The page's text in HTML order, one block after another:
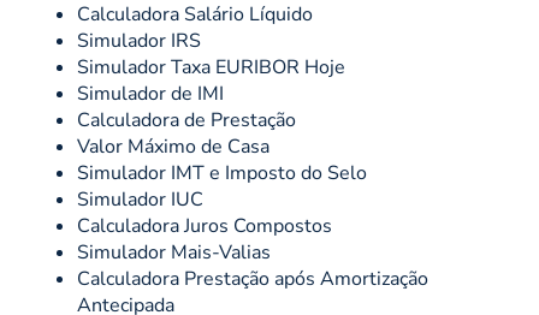
Calculadora Salário Líquido
Simulador IRS
Simulador Taxa EURIBOR Hoje
Simulador de IMI
Calculadora de Prestação
Valor Máximo de Casa
Simulador IMT e Imposto do Selo
Simulador IUC
Calculadora Juros Compostos
Simulador Mais-Valias
Calculadora Prestação após Amortização
Antecipada